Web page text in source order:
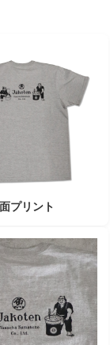
プリント